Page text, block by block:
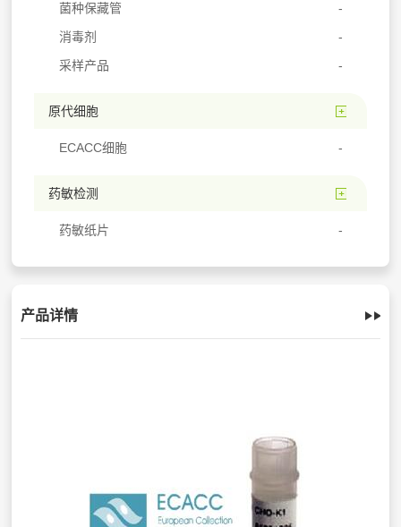
菌种保藏管
消毒剂
采样产品
原代细胞
ECACC细胞
药敏检测
药敏纸片
产品详情